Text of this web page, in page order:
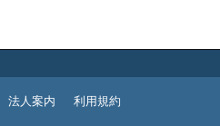
法人案内 利用規約